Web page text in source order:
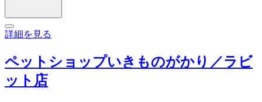
詳細を見る
ペットショップいきものがかり／ラビ
ット店